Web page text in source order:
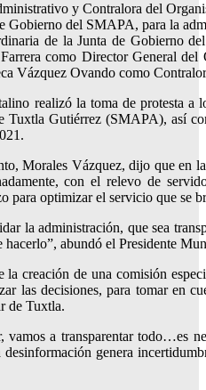
y Contralora del
Gobierno del SMAPA, para la
de la Junta de Gobierno
como Director General
Vázquez Ovando como
realizó la toma de protesta
Tuxtla Gutiérrez (SMAPA), así
Morales Vázquez, dijo que en
con el relevo de
para optimizar el servicio que se
la administración, que sea
abundó el Presidente
la creación de una comisión
las decisiones, para tomar en
de Tuxtla.
vamos a transparentar todo…es
genera